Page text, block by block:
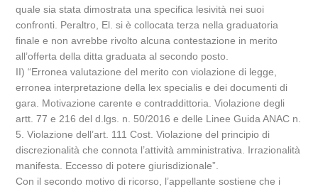
quale sia stata dimostrata una specifica lesività nei suoi
confronti. Peraltro, El. si è collocata terza nella graduatoria
finale e non avrebbe rivolto alcuna contestazione in merito
all’offerta della ditta graduata al secondo posto.
II) “Erronea valutazione del merito con violazione di legge,
erronea interpretazione della lex specialis e dei documenti di
gara. Motivazione carente e contraddittoria. Violazione degli
artt. 77 e 216 del d.lgs. n. 50/2016 e delle Linee Guida ANAC n.
5. Violazione dell’art. 111 Cost. Violazione del principio di
discrezionalità che connota l’attività amministrativa. Irrazionalità
manifesta. Eccesso di potere giurisdizionale”.
Con il secondo motivo di ricorso, l’appellante sostiene che i